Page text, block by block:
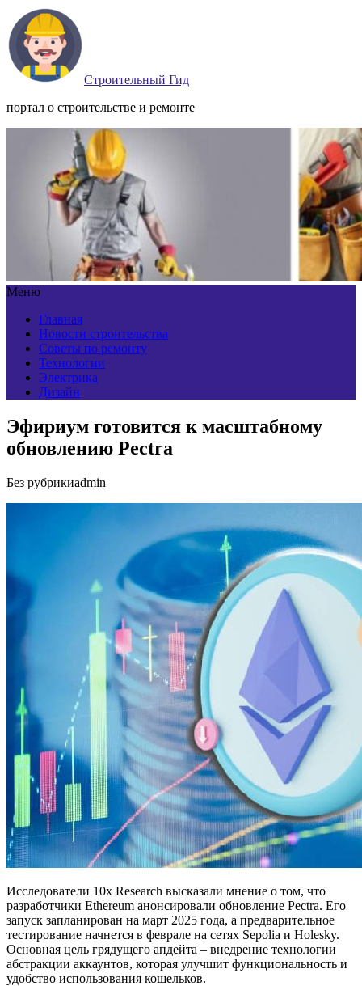
Строительный Гид
портал о строительстве и ремонте
Меню
Главная
Новости строительства
Советы по ремонту
Технологии
Электрика
Дизайн
Эфириум готовится к масштабному
обновлению Pectra
Без рубрикиadmin
Исследователи 10x Research высказали мнение о том, что
разработчики Ethereum анонсировали обновление Pectra. Его
запуск запланирован на март 2025 года, а предварительное
тестирование начнется в феврале на сетях Sepolia и Holesky.
Основная цель грядущего апдейта – внедрение технологии
абстракции аккаунтов, которая улучшит функциональность и
удобство использования кошельков.